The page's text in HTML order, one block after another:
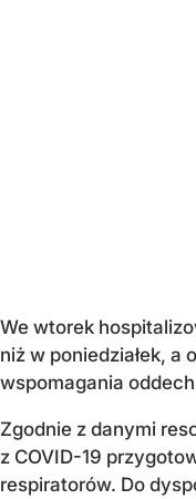
We wtorek
niż w poniedziałek, a
wspomagania
Zgodnie z danymi
z COVID-19
respiratorów. Do